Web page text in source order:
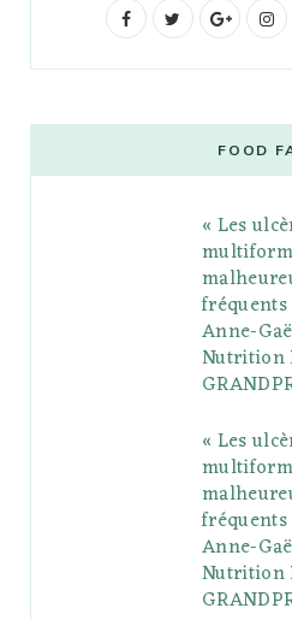
F
b
t
G
g
l
e
P
l
s
I
t
a
g
r
a
m
FOOD
« Les
fréquents
Anne-
Nutrition
« Les
fréquents
Anne-
Nutrition